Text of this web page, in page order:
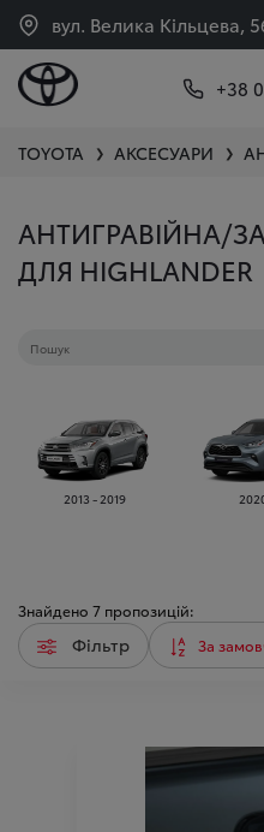
вул. Велика Кільцева,
+38
TOYOTA ❯ АКСЕСУАРИ ❯
АНТИГРАВІЙНА/
ДЛЯ HIGHLANDER
2013 - 2019
Знайдено 7 пропозицій:
Фільтр